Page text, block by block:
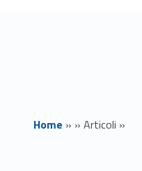
Home » » Articoli »